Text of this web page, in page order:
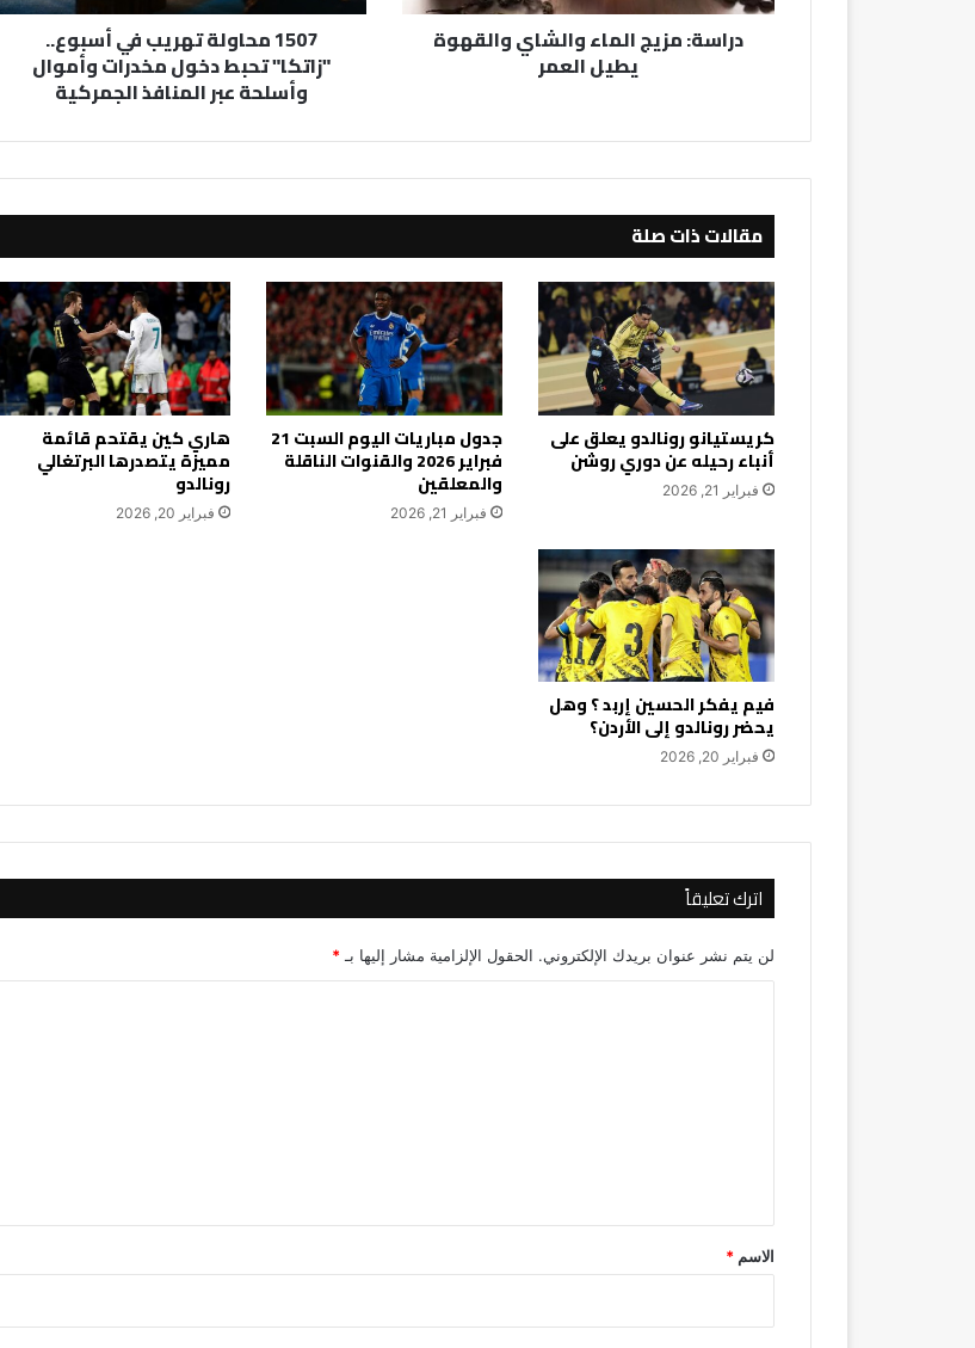
دراسة: مزيج الماء والشاي والقهوة
يطيل العمر
مخدرات
وأسلحة
1507 محاولة تهريب في أسبوع..
"زاتكا" تحبط دخول مخدرات وأموال
وأسلحة عبر المنافذ الجمركية
مقالات ذات صلة
كريستيانو رونالدو يعلق على
أنباء رحيله عن دوري روشن
فبراير 21, 2026
جدول مباريات اليوم السبت 21
فبراير 2026 والقنوات الناقلة
والمعلقين
فبراير 21, 2026
هاري كين يقتحم قائمة
مميزة يتصدرها البرتغالي
رونالدو
فبراير 20, 2026
فيم يفكر الحسين إربد ؟ وهل
يحضر رونالدو إلى الأردن؟
فبراير 20, 2026
اترك تعليقاً
لن يتم نشر عنوان بريدك الإلكتروني. الحقول الإلزامية مشار إليها بـ *
*
الاسم *